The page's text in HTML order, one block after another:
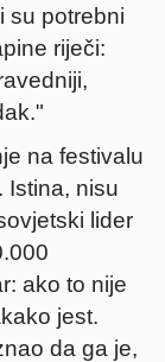
su potrebni
riječi:
na festivalu
Istina, nisu
lider
ako to nije
jest.
da ga je,